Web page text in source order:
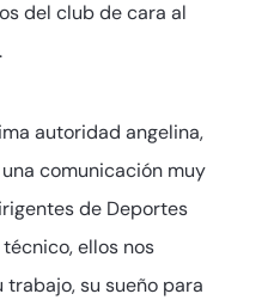
del club de cara al
autoridad angelina,
comunicación muy
de Deportes
ellos nos
su sueño para